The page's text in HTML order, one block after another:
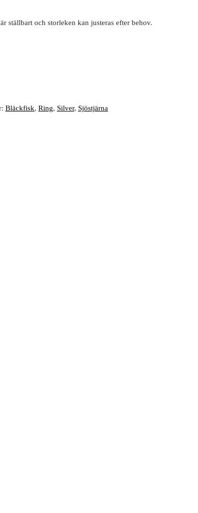
ställbart och storleken kan justeras efter behov.
Bläckfisk, Ring, Silver, Sjöstjärna